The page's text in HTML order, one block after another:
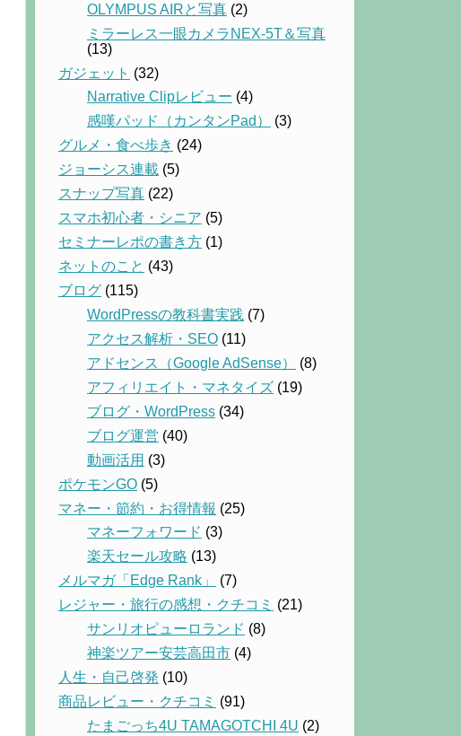
OLYMPUS AIRと写真 (2)
ミラーレス一眼カメラNEX-5T＆写真
(13)
ガジェット (32)
Narrative Clipレビュー (4)
感嘆パッド（カンタンPad）
(3)
グルメ・食べ歩き (24)
ジョーシス連載 (5)
スナップ写真 (22)
スマホ初心者・シニア (5)
セミナーレポの書き方 (1)
ネットのこと (43)
ブログ (115)
WordPressの教科書実践 (7)
アクセス解析・SEO (11)
アドセンス（Google AdSense）
(8)
アフィリエイト・マネタイズ (19)
ブログ・WordPress (34)
ブログ運営 (40)
動画活用 (3)
ポケモンGO (5)
マネー・節約・お得情報 (25)
マネーフォワード (3)
楽天セール攻略 (13)
メルマガ「Edge Rank」
(7)
レジャー・旅行の感想・クチコミ (21)
サンリオピューロランド (8)
神楽ツアー安芸高田市 (4)
人生・自己啓発 (10)
商品レビュー・クチコミ (91)
たまごっち4U TAMAGOTCHI 4U (2)